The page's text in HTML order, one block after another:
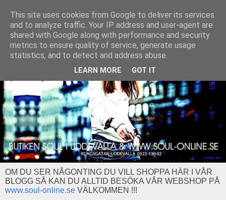
OM DU SER NÅGONTING DU VILL SHOPPA HÄR I VÅR
BLOGG SÅ KAN DU ALLTID BESÖKA VÅR WEBSHOP PÅ
www.soul-online.se VÄLKOMMEN !!!
This site uses cookies from Google to deliver its services
and to analyze traffic. Your IP address and user-agent are
shared with Google along with performance and security
metrics to ensure quality of service, generate usage
statistics, and to detect and address abuse.
LEARN MORE GOT IT